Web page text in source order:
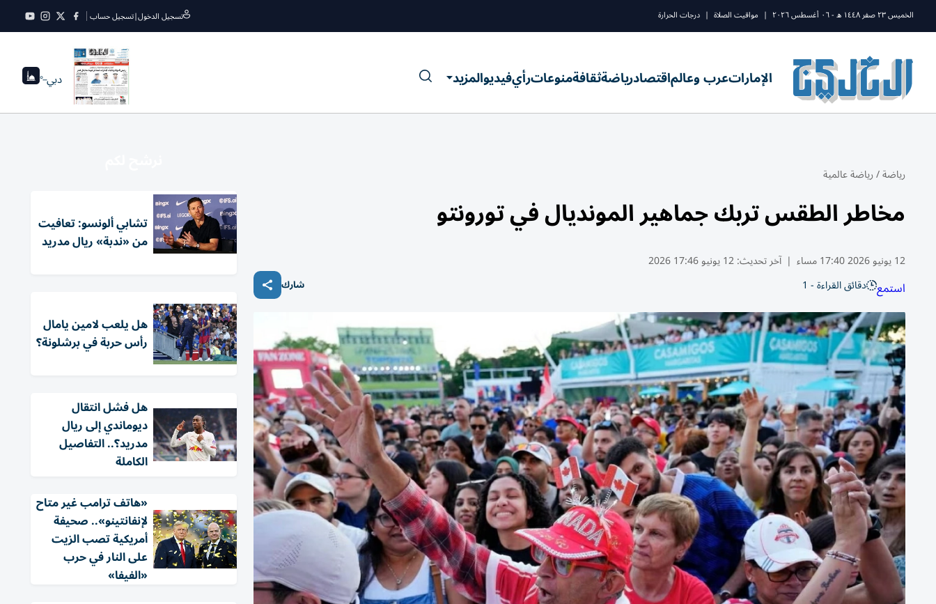
الخميس ٢٣ صفر ١٤٤٨ ه - ٠٦ أغسطس ٢٠٢٦ | مواقيت الصلاة | درجات الحرارة تسجيل الدخول|تسجيل حساب
الإماراتعرب وعالماقتصادرياضةثقافةمنوعاترأيفيديوالمزيد دبي--°
رياضة/رياضة عالمية
مخاطر الطقس تربك جماهير المونديال في تورونتو
12 يونيو 2026 17:40 مساء | آخر تحديث:12 يونيو 17:46 2026
استمع دقائق القراءة - 1 شارك
تشابي ألونسو: تعافيت
من «ندبة» ريال مدريد
هل يلعب لامين يامال
رأس حربة في برشلونة؟
هل فشل انتقال
ديوماندي إلى ريال
مدريد؟.. التفاصيل
الكاملة
«هاتف ترامب غير متاح
لإنفانتينو».. صحيفة
أمريكية تصب الزيت
على النار في حرب
«الفيفا»